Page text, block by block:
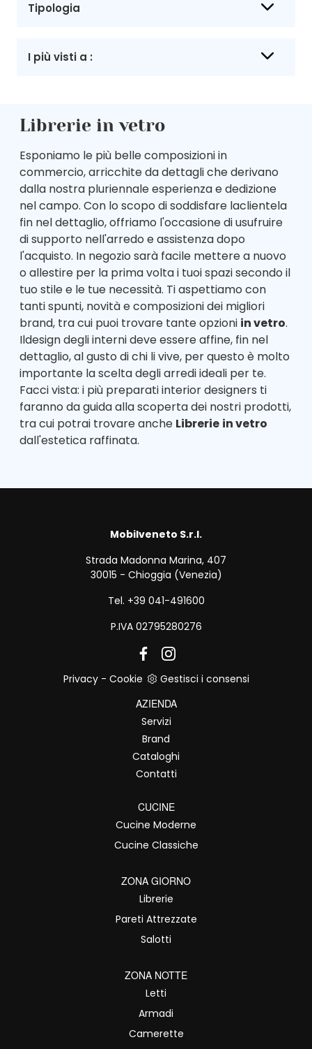
Tipologia
I più visti a :
Librerie in vetro
Esponiamo le più belle composizioni in
commercio, arricchite da dettagli che derivano
dalla nostra pluriennale esperienza e dedizione
nel campo. Con lo scopo di soddisfare laclientela
fin nel dettaglio, offriamo l'occasione di usufruire
di supporto nell'arredo e assistenza dopo
l'acquisto. In negozio sarà facile mettere a nuovo
o allestire per la prima volta i tuoi spazi secondo il
tuo stile e le tue necessità. Ti aspettiamo con
tanti spunti, novità e composizioni dei migliori
brand, tra cui puoi trovare tante opzioni in vetro.
Ildesign degli interni deve essere affine, fin nel
dettaglio, al gusto di chi li vive, per questo è molto
importante la scelta degli arredi ideali per te.
Facci vista: i più preparati interior designers ti
faranno da guida alla scoperta dei nostri prodotti,
tra cui potrai trovare anche Librerie in vetro
dall'estetica raffinata.
Mobilveneto S.r.l.
Strada Madonna Marina, 407
30015 - Chioggia (Venezia)
Tel. +39 041-491600
P.IVA 02795280276
Privacy- Cookie
Gestisci i consensi
AZIENDA
Servizi
Brand
Cataloghi
Contatti
CUCINE
Cucine Moderne
Cucine Classiche
ZONA GIORNO
Librerie
Pareti Attrezzate
Salotti
ZONA NOTTE
Letti
Armadi
Camerette